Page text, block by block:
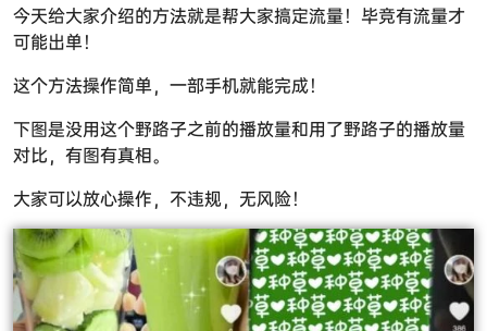
今天给大家介绍的方法就是帮大家搞定流量！毕竞有流量才
可能出单！
这个方法操作简单，一部手机就能完成！
下图是没用这个野路子之前的播放量和用了野路子的播放量
对比，有图有真相。
大家可以放心操作，不违规，无风险！